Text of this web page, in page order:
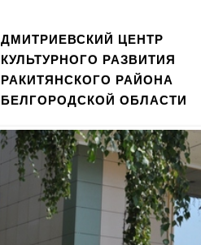
ДМИТРИЕВСКИЙ ЦЕНТР
КУЛЬТУРНОГО РАЗВИТИЯ
РАКИТЯНСКОГО РАЙОНА
БЕЛГОРОДСКОЙ ОБЛАСТИ